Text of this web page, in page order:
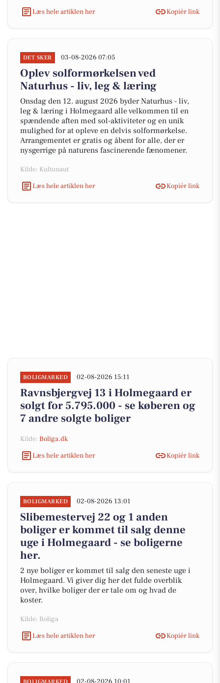
Læs hele artiklen her
Kopiér link
DET SKER 03-08-2026 07:05
Oplev solformørkelsen ved
Naturhus - liv, leg & læring
Onsdag den 12. august 2026 byder Naturhus - liv,
leg & læring i Holmegaard alle velkommen til en
spændende aften med sol-aktiviteter og en unik
mulighed for at opleve en delvis solformørkelse.
Arrangementet er gratis og åbent for alle, der er
nysgerrige på naturens fascinerende fænomener.
Kilde: Kultunaut
Læs hele artiklen her
Kopiér link
BOLIGMARKED 02-08-2026 15:11
Ravnsbjergvej 13 i Holmegaard er
solgt for 5.795.000 - se køberen og
7 andre solgte boliger
Kilde: Boliga.dk
Læs hele artiklen her
Kopiér link
BOLIGMARKED 02-08-2026 13:01
Slibemestervej 22 og 1 anden
boliger er kommet til salg denne
uge i Holmegaard - se boligerne
her.
2 nye boliger er kommet til salg den seneste uge i
Holmegaard. Vi giver dig her det fulde overblik
over, hvilke boliger der er tale om og hvad de
koster.
Kilde: Boliga
Læs hele artiklen her
Kopiér link